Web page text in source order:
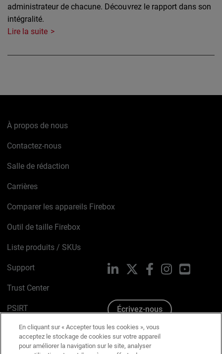
administrateur de chacune. Découvrez le rapport dans son
intégralité.
Lire la suite
À propos de nous
Contactez-nous
Salle de rédaction
Carrières
Comparer les appareils Firebox
Outil de taille Firebox
Liste produits / SKUs
Support
Trust Center
PSIRT
Avis sur les cookies
Politique de confidentialité
LinkedIn FacebookInstagram
Écrivez-nous
En cliquant sur « Accepter tous les cookies », vous
acceptez le stockage de cookies sur votre appareil
pour améliorer la navigation sur le site, analyser